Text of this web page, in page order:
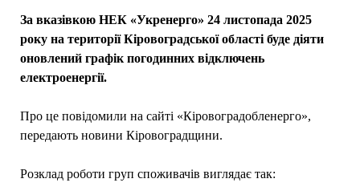
За вказівкою НЕК «Укренерго» 24 листопада 2025
року на території Кіровоградської області буде діяти
оновлений графік погодинних відключень
електроенергії.
Про це повідомили на сайті «Кіровоградобленерго»,
передають новини Кіровоградщини.
Розклад роботи груп споживачів виглядає так: